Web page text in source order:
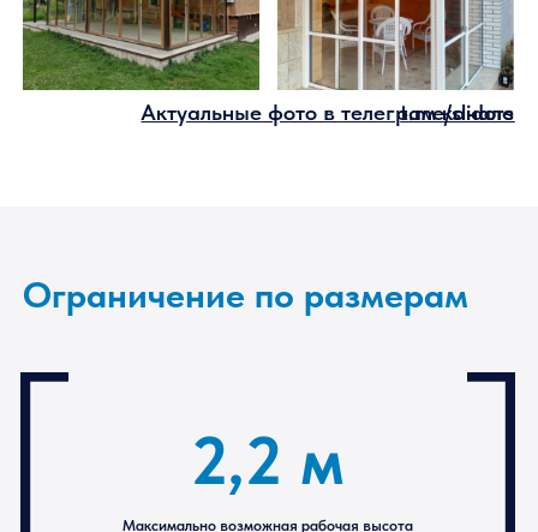
Актуальные фото в телеграм
t.me/
Ограничение по размерам